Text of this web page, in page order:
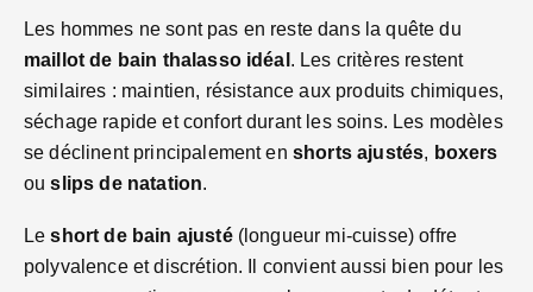
Les hommes ne sont pas en reste dans la quête du
maillot de bain thalasso idéal . Les critères restent
similaires : maintien, résistance aux produits chimiques,
séchage rapide et confort durant les soins. Les modèles
se déclinent principalement en shorts ajustés, boxers
ouslips de natation.
Leshort de bain ajusté(longueur mi-cuisse) offre
polyvalence et discrétion. Il convient aussi bien pour les